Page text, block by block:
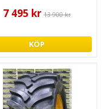
7 495 kr 13 900 kr
KÖP